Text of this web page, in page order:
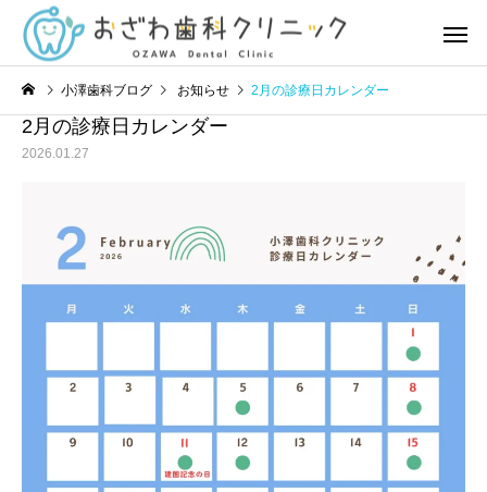
虫歯治療 歯周治
予防歯
7月の診療日カレンダー
小澤歯科ブログ お知らせ 2月の診療日カレンダー
2月の診療日カレンダー
2026.01.27